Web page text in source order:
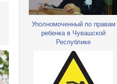
Уполномоченный по правам
ребенка в Чувашской
Республике